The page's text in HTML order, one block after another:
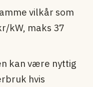
vilkår som
kW, maks 37
kan være nyttig
hvis